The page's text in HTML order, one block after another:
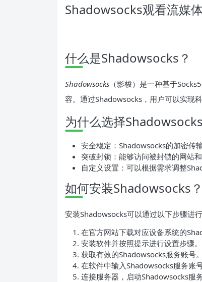
Shadowsocks观看流媒
什么是Shadowsocks？
Shadowsocks （影梭）是一种基于
容。通过Shadowsocks，用户可以实现
为什么选择
安全稳定：Shadowsocks的加密传
突破封锁：能够访问被封锁的网站
自定义设置：可以根据需求调整
如何安装Shadowsocks？
安装Shadowsocks可以通过以下步骤进行
在官方网站下载对应设备系统的
安装软件并按照提示进行设置步骤。
获取有效的Shadowsocks服务账号。
在软件中输入Shadowsocks服务账号
连接服务器，启动Shadowsocks服务